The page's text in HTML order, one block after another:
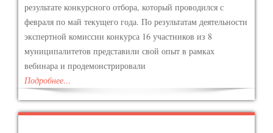
результате конкурсного отбора, который проводился с
февраля по май текущего года. По результатам деятельности
экспертной комиссии конкурса 16 участников из 8
муниципалитетов представили свой опыт в рамках
вебинара и продемонстрировали
Подробнее…